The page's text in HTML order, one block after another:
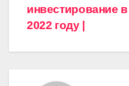
инвестирование в
2022 году |